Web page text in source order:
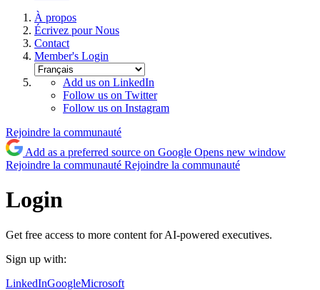
À propos
Écrivez pour Nous
Contact
Member's Login
Add us on LinkedIn
Follow us on Twitter
Follow us on Instagram
Rejoindre la communauté
Add as a preferred source on Google Opens new window
Rejoindre la communauté Rejoindre la communauté
Login
Get free access to more content for AI-powered executives.
Sign up with:
LinkedInGoogleMicrosoft